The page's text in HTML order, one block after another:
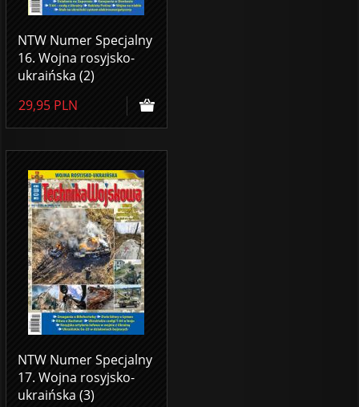
NTW Numer Specjalny
16. Wojna rosyjsko-
ukraińska (2)
29,95 PLN
NTW Numer Specjalny
17. Wojna rosyjsko-
ukraińska (3)